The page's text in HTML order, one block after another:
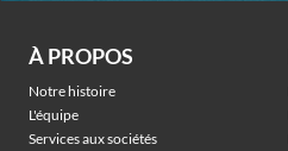
À PROPOS
Notre histoire
L'équipe
Services aux sociétés